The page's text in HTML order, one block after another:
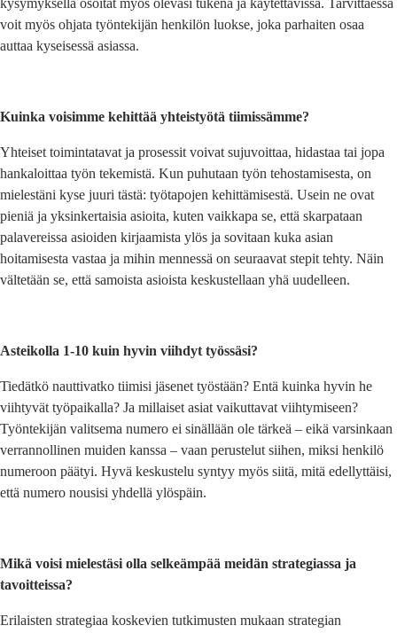
kysymyksellä osoitat myös olevasi tukena ja käytettävissä. Tarvittaessa
voit myös ohjata työntekijän henkilön luokse, joka parhaiten osaa
auttaa kyseisessä asiassa.
Kuinka voisimme kehittää yhteistyötä tiimissämme?
Yhteiset toimintatavat ja prosessit voivat sujuvoittaa, hidastaa tai jopa
hankaloittaa työn tekemistä. Kun puhutaan työn tehostamisesta, on
mielestäni kyse juuri tästä: työtapojen kehittämisestä. Usein ne ovat
pieniä ja yksinkertaisia asioita, kuten vaikkapa se, että skarpataan
palavereissa asioiden kirjaamista ylös ja sovitaan kuka asian
hoitamisesta vastaa ja mihin mennessä on seuraavat stepit tehty. Näin
vältetään se, että samoista asioista keskustellaan yhä uudelleen.
Asteikolla 1-10 kuin hyvin viihdyt työssäsi?
Tiedätkö nauttivatko tiimisi jäsenet työstään? Entä kuinka hyvin he
viihtyvät työpaikalla? Ja millaiset asiat vaikuttavat viihtymiseen?
Työntekijän valitsema numero ei sinällään ole tärkeä – eikä varsinkaan
verrannollinen muiden kanssa – vaan perustelut siihen, miksi henkilö
numeroon päätyi. Hyvä keskustelu syntyy myös siitä, mitä edellyttäisi,
että numero nousisi yhdellä ylöspäin.
Mikä voisi mielestäsi olla selkeämpää meidän strategiassa ja
tavoitteissa?
Erilaisten strategiaa koskevien tutkimusten mukaan strategian